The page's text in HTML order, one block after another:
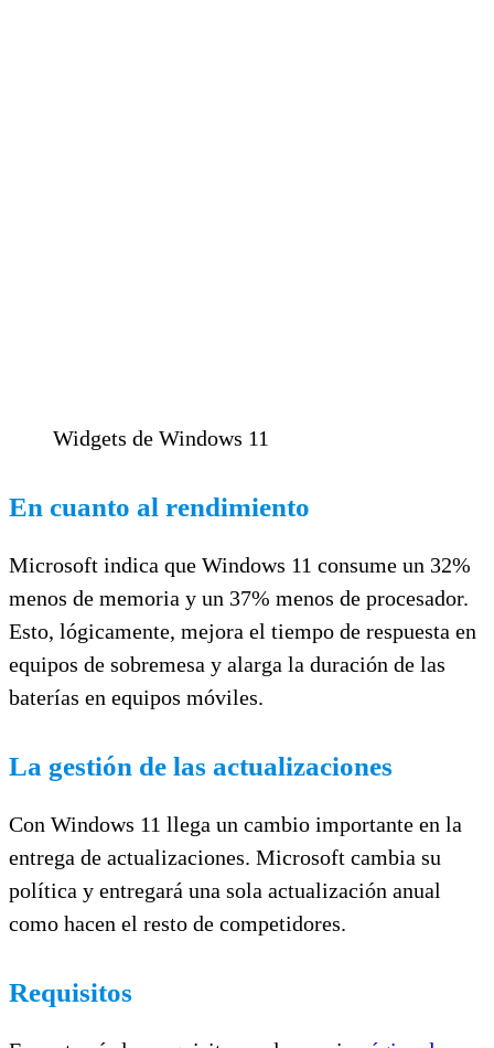
Widgets de Windows 11
En cuanto al rendimiento
Microsoft indica que Windows 11 consume un 32%
menos de memoria y un 37% menos de procesador.
Esto, lógicamente, mejora el tiempo de respuesta en
equipos de sobremesa y alarga la duración de las
baterías en equipos móviles.
La gestión de las actualizaciones
Con Windows 11 llega un cambio importante en la
entrega de actualizaciones. Microsoft cambia su
política y entregará una sola actualización anual
como hacen el resto de competidores.
Requisitos